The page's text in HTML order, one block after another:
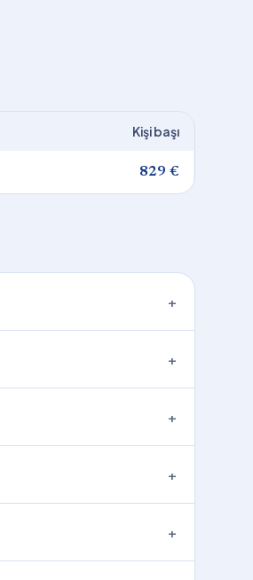
Kişi başı
829 €
+
+
+
+
+